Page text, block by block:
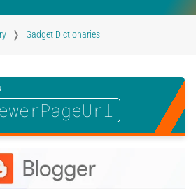
Gadget Dictionaries